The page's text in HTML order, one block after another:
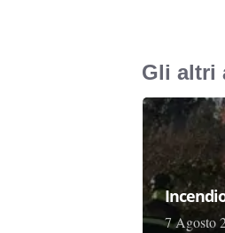
Gli altri
7 Agosto